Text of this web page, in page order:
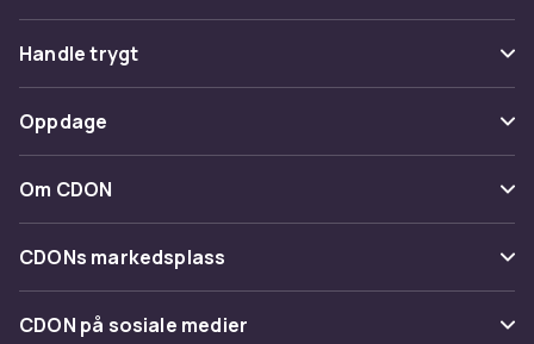
Vanlige spørsmål
Spor pakke
Angre & returner her
Kontakt oss
Handle trygt
Betaling
Levering
Tilbakekallinger
Oppdage
Kategorier
Varemerker
Om CDON
Om oss
Kundeanmeldelser
CDONs markedsplass
Merchant Help Center
CDON på sosiale medier